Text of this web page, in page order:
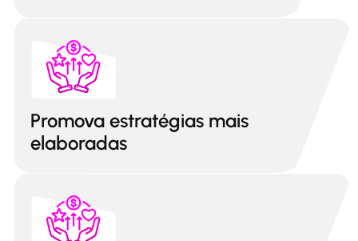
Promova estratégias mais
elaboradas